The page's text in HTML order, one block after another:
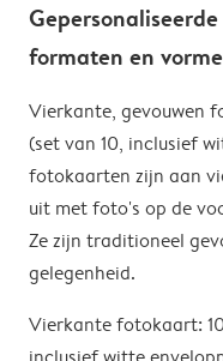
formaten en
Vierkante, gevouwen
(set van 10, inclusief
fotokaarten zijn aan
uit met foto's op de
Ze zijn traditioneel
gelegenheid.
Vierkante fotokaart: